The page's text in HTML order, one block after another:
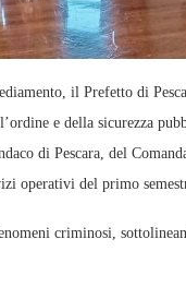
il Prefetto di
e della sicurezza
di Pescara, del
operativi del primo
criminosi,